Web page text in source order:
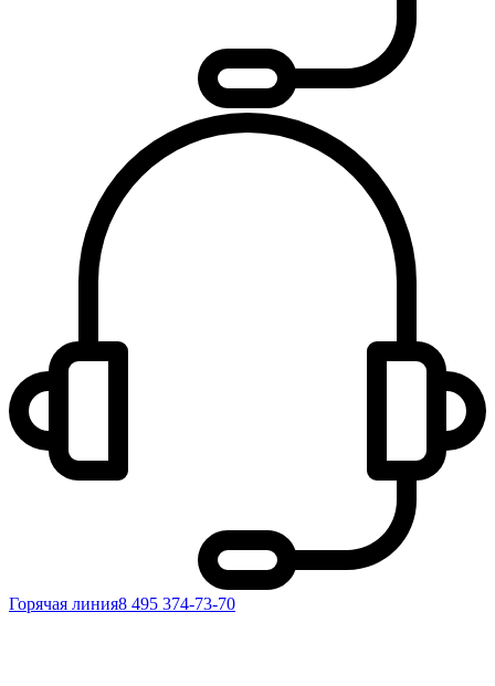
Горячая линия8 495 374-73-70